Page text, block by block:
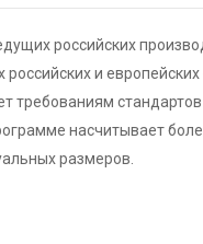
российских
и
требованиям
насчитывает
размеров.